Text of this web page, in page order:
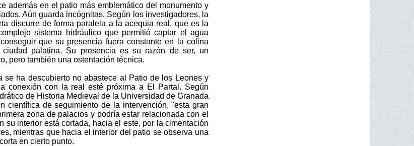
además en el patio más emblemático del monumento y
Aún guarda incógnitas. Según los investigadores, la
discurre de forma paralela a la acequia real, que es la
sistema hidráulico que permitió captar el agua
que su presencia fuera constante en la colina
palatina. Su presencia es su razón de ser, un
pero también una ostentación técnica.
se ha descubierto no abastece al Patio de los Leones y
conexión con la real esté próxima a El Partal. Según
de Historia Medieval de la Universidad de Granada
científica de seguimiento de la intervención, "esta gran
zona de palacios y podría estar relacionada con el
su interior está cortada, hacia el este, por la cimentación
mientras que hacia el interior del patio se observa una
en cierto punto.